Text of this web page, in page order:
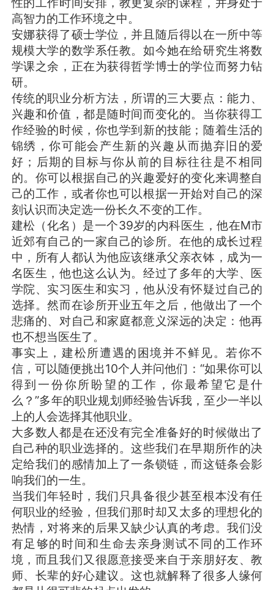
高智力的工作环境之中。
安娜获得了硕士学位，并且随后得以在一所中等
规模大学的数学系任教。如今她在给研究生将数
学课之余，正在为获得哲学博士的学位而努力钻
研。
传统的职业分析方法，所谓的三大要点：能力、
兴趣和价值，都是随时间而变化的。当你获得工
作经验的时候，你也学到新的技能；随着生活的
锦绣，你可能会产生新的兴趣从而抛弃旧的爱
好；后期的目标与你从前的目标往往是不相同
的。你可以根据自己的兴趣爱好的变化来调整自
己的工作，或者你也可以根据一开始对自己的深
刻认识而决定选一份长久不变的工作。
建松（化名）是一个39岁的内科医生，他在M市
近郊有自己的一家自己的诊所。在他的成长过程
中，所有人都认为他应该继承父亲衣钵，成为一
名医生，他也这么认为。经过了多年的大学、医
学院、实习医生和实习，他从没有怀疑过自己的
选择。然而在诊所开业五年之后，他做出了一个
悲痛的、对自己和家庭都意义深远的决定：他再
也不想当医生了。
事实上，建松所遭遇的困境并不鲜见。若你不
信，可以随便挑出10个人并问他们：“如果你可以
得到一份你所盼望的工作，你最希望它是什
么？”多年的职业规划师经验告诉我，至少一半以
上的人会选择其他职业。
大多数人都是在还没有完全准备好的时候做出了
自己种的职业选择的。这些我们在早期所作的决
定给我们的感情加上了一条锁链，而这链条会影
响我们的一生。
当我们年轻时，我们只具备很少甚至根本没有任
何职业的经验，但我们那时却又太多的理想化的
热情，对将来的后果又缺少认真的考虑。我们没
有足够的时间和生命去亲身测试不同的工作环
境，而且我们又很愿意接受来自于亲朋好友、教
师、长辈的好心建议。这也就解释了很多人缘何